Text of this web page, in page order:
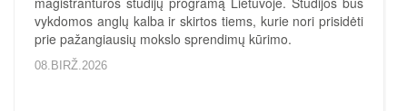
vykdomos anglų kalba ir skirtos tiems, kurie nori prisidėti
prie pažangiausių mokslo sprendimų kūrimo.
08.BIRŽ.2026